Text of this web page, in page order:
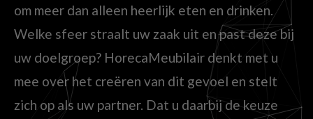
om meer dan alleen heerlijk eten en drinken.
Welke sfeer straalt uw zaak uit en past deze bij
uw doelgroep? HorecaMeubilair denkt met u
mee over het creëren van dit gevoel en stelt
zich op als uw partner. Dat u daarbij de keuze